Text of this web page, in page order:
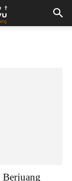
Berjuang